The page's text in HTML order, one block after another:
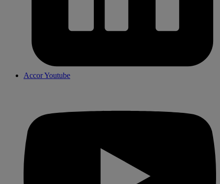
Accor Youtube